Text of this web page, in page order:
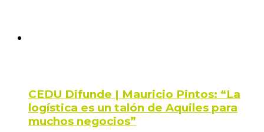
CEDU Difunde | Mauricio Pintos: “La
logística es un talón de Aquiles para
muchos negocios”